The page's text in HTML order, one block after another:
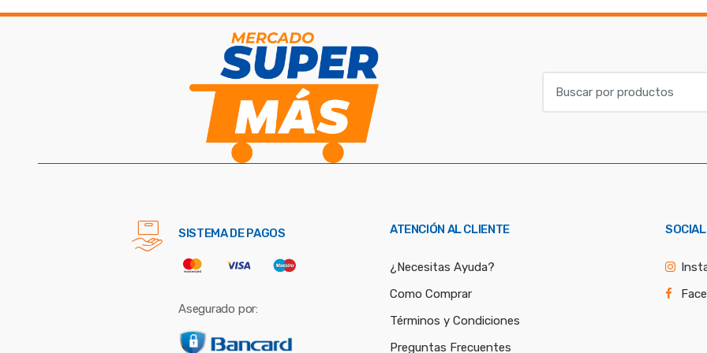
SISTEMA DE PAGOS
Asegurado por:
ATENCIÓN AL CLIENTE
¿Necesitas Ayuda?
Como Comprar
Términos y Condiciones
Preguntas Frecuentes
SOCIAL